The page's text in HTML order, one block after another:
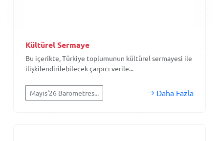
Kültürel Sermaye
Bu içerikte, Türkiye toplumunun kültürel sermayesi ile
ilişkilendirilebilecek çarpıcı verile...
Mayıs'26 Barometres... Daha Fazla